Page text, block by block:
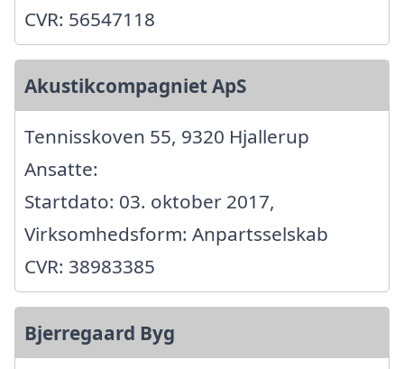
CVR: 56547118
Akustikcompagniet ApS
Tennisskoven 55, 9320 Hjallerup
Ansatte:
Startdato: 03. oktober 2017,
Virksomhedsform: Anpartsselskab
CVR: 38983385
Bjerregaard Byg